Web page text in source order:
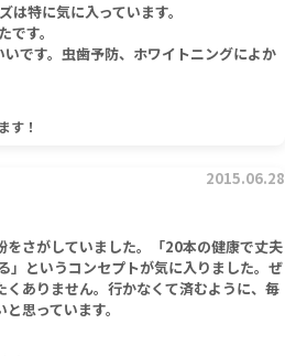
は特に気に入っています。
す。
です。虫歯予防、ホワイトニングによか
す！
2015.06.28
をさがしていました。「20本の健康で丈夫
」というコンセプトが気に入りました。ぜ
くありません。行かなくて済むように、毎
思っています。